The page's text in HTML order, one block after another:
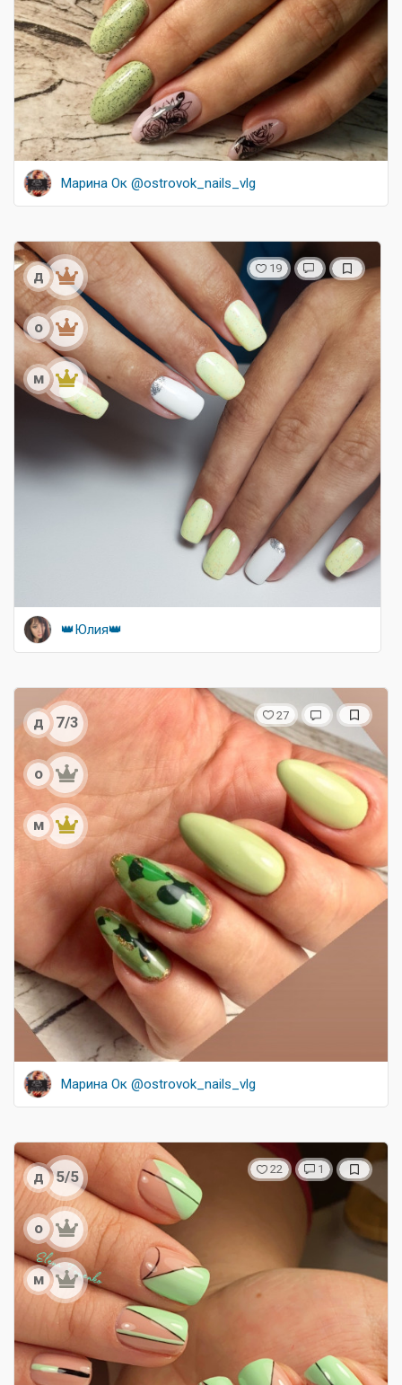
Марина Ок @ostrovok_nails_vlg
д
о
м
19
👑Юлия👑
д 7/3
о
м
27
Марина Ок @ostrovok_nails_vlg
д 5/5
о
м
22 1